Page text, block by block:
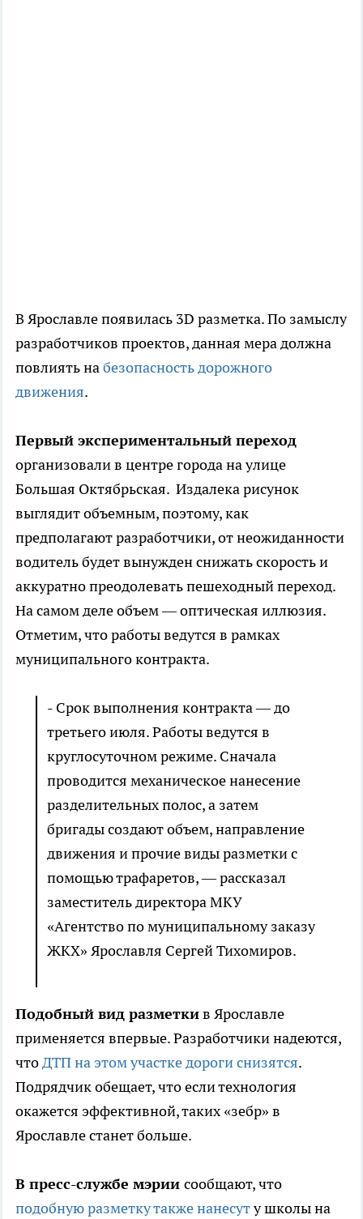
​В Ярославле появилась 3D разметка. По замыслу
разработчиков проектов, данная мера должна
повлиять набезопасность дорожного
движения.
Первый экспериментальный переход
организовали в центре города на улице
Большая Октябрьская. Издалека рисунок
выглядит объемным, поэтому, как
предполагают разработчики, от неожиданности
водитель будет вынужден снижать скорость и
аккуратно преодолевать пешеходный переход.
На самом деле объем — оптическая иллюзия.
Отметим, что работы ведутся в рамках
муниципального контракта.
- Срок выполнения контракта — до
третьего июля. Работы ведутся в
круглосуточном режиме. Сначала
проводится механическое нанесение
разделительных полос, а затем
бригады создают объем, направление
движения и прочие виды разметки с
помощью трафаретов, — рассказал
заместитель директора МКУ
«Агентство по муниципальному заказу
ЖКХ» Ярославля Сергей Тихомиров.
Подобный вид разметкив Ярославле
применяется впервые. Разработчики надеются,
чтоДТП на этом участке дороги снизятся.
Подрядчик обещает, что если технология
окажется эффективной, таких «зебр» в
Ярославле станет больше.
В пресс-службе мэрии сообщают, что
подобную разметку также нанесуту школы на